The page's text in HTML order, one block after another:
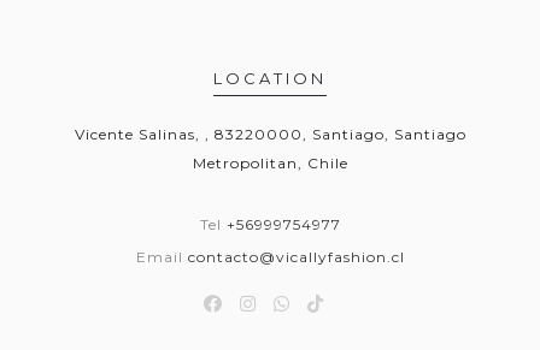
LOCATION
Vicente Salinas, , 83220000, Santiago, Santiago
Metropolitan, Chile
Tel +56999754977
Email contacto@vicallyfashion.cl